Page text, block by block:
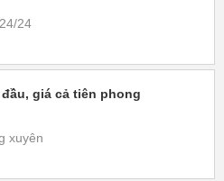
24
giá cả tiên phong
xuyên